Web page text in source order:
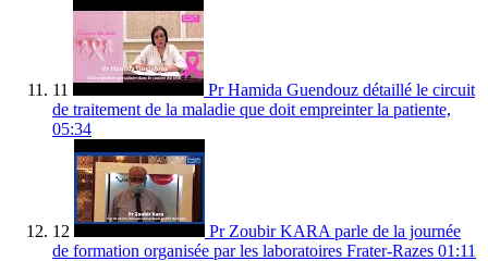
11
Pr Hamida Guendouz détaillé le circuit
de traitement de la maladie que doit empreinter la patiente,
05:34
12
Pr Zoubir KARA parle de la journée
de formation organisée par les laboratoires Frater-Razes 01:11